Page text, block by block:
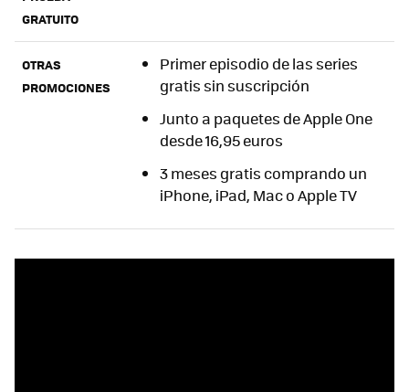
GRATUITO
OTRAS
PROMOCIONES
Primer episodio de las series
gratis sin suscripción
Junto a paquetes de Apple One
desde 16,95 euros
3 meses gratis comprando un
iPhone, iPad, Mac o Apple TV